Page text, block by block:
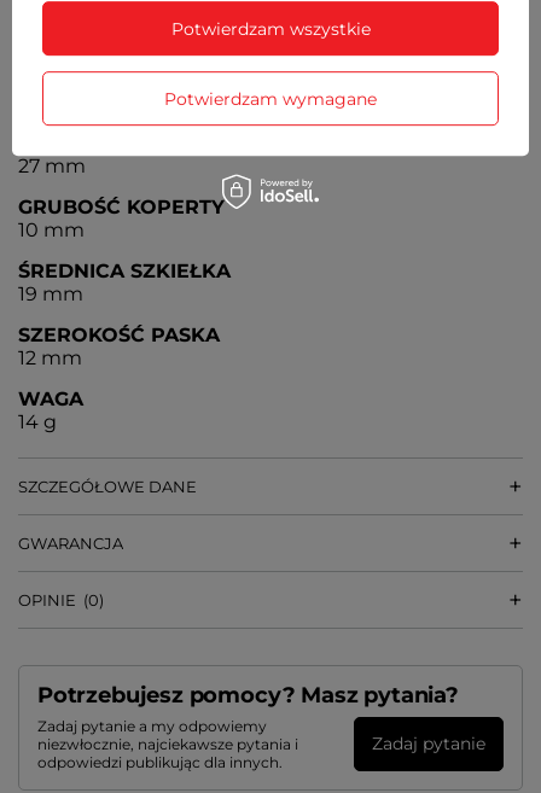
baterii - ok. 3 lata
MECHANIZM
27 mm
GRUBOŚĆ KOPERTY
10 mm
ŚREDNICA SZKIEŁKA
19 mm
SZEROKOŚĆ PASKA
12 mm
WAGA
14 g
SZCZEGÓŁOWE DANE
GWARANCJA
OPINIE (0)
Potrzebujesz pomocy? Masz pytania?
Zadaj pytanie a my odpowiemy
niezwłocznie, najciekawsze pytania i
odpowiedzi publikując dla innych.
Zadaj pytanie
Potwierdzam wymagane
Potwierdzam wszystkie